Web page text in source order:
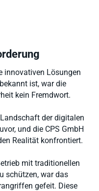
innovativen Lösungen
ist, war die
kein Fremdwort.
der digitalen
und die CPS GmbH
Realität konfrontiert.
mit traditionellen
schützen, war das
gefeit. Diese